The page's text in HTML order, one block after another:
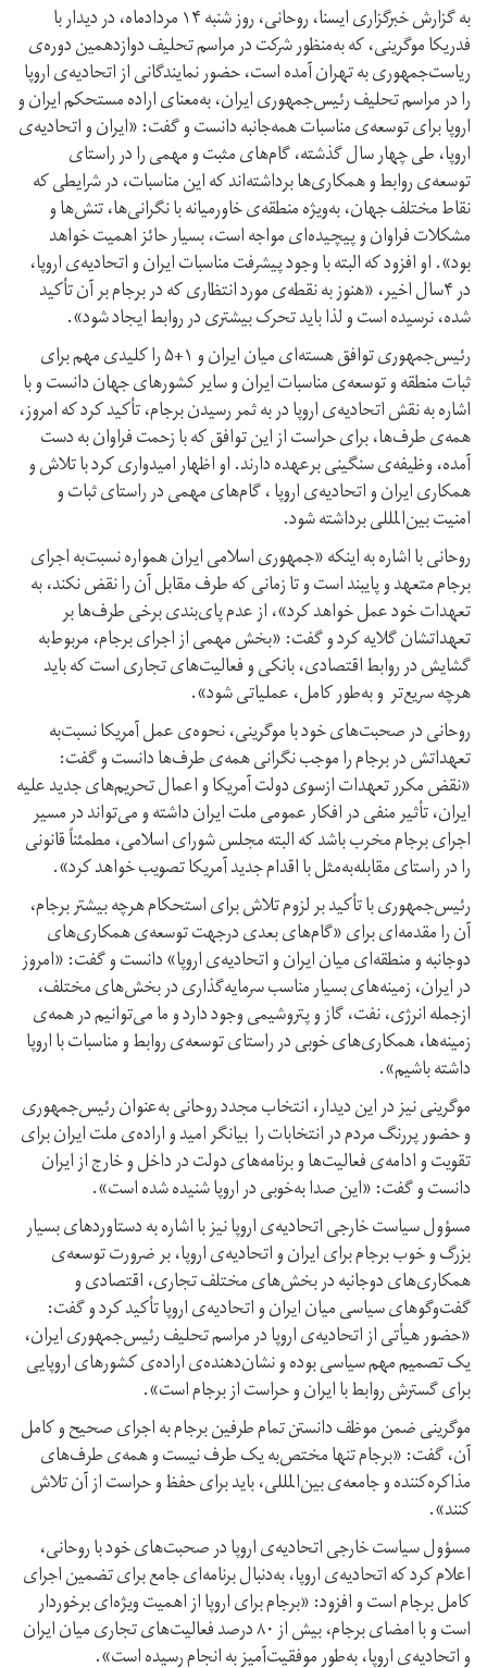
به گزارش خبرگزاری ایسنا، روحانی، روز شنبه ۱۴ مردادماه، در دیدار با
فدریکا موگرینی، که به‌منظور شرکت در مراسم تحلیف دوازدهمین دوره‌ی
ریاست‌جمهوری به تهران آمده است، حضور نمایندگانی از اتحادیه‌ی اروپا
را در مراسم تحلیف رئیس‌جمهوری ایران، به‌معنای اراده مستحکم ایران و
اروپا برای توسعه‌ی مناسبات همه‌جانبه دانست و گفت: «ایران و اتحادیه‌ی
اروپا، طی چهار سال گذشته، گام‌های مثبت و مهمی را در راستای
توسعه‌ی روابط و همکاری‌ها برداشته‌اند که این مناسبات، در شرایطی که
نقاط مختلف جهان، به‌ویژه منطقه‌ی خاورمیانه با نگرانی‌ها، تنش‌ها و
مشکلات فراوان و پیچیده‌ای مواجه است، بسیار حائز اهمیت خواهد
بود». او افزود که البته با وجود پیشرفت مناسبات ایران و اتحادیه‌ی اروپا،
در ۴سال اخیر، «هنوز به نقطه‌ی مورد انتظاری که در برجام بر آن تأکید
شده، نرسیده است و لذا باید تحرک بیشتری در روابط ایجاد شود».
رئیس‌جمهوری توافق هسته‌ای میان ایران و ۱+۵ را کلیدی مهم برای
ثبات منطقه و توسعه‌ی مناسبات ایران و سایر کشورهای جهان دانست و با
اشاره به نقش اتحادیه‌ی اروپا در به ثمر رسیدن برجام، تأکید کرد که امروز،
همه‌ی طرف‌ها، برای حراست از این توافق که با زحمت فراوان به دست
آمده، وظیفه‌ی سنگینی برعهده دارند. او اظهار امیدواری کرد با تلاش و
همکاری ایران و اتحادیه‌ی اروپا ، گام‌های مهمی در راستای ثبات و
امنیت بین‌المللی برداشته شود.
روحانی با اشاره به اینکه «جمهوری اسلامی ایران همواره نسبت‌به اجرای
برجام متعهد و پایبند است و تا زمانی که طرف مقابل آن را نقض نکند، به
تعهدات خود عمل خواهد کرد»، از عدم پای‌بندی برخی طرف‌ها بر
تعهداتشان گلایه کرد و گفت: «بخش مهمی از اجرای برجام، مربوط‌به
گشایش در روابط اقتصادی، بانکی و فعالیت‌های تجاری است که باید
هرچه سریع‌تر و به‌طور کامل، عملیاتی شود».
روحانی در صحبت‌های خود با موگرینی، نحوه‌ی عمل آمریکا نسبت‌به
تعهداتش در برجام را موجب نگرانی همه‌ی طرف‌ها دانست و گفت:
«نقض مکرر تعهدات ازسوی دولت آمریکا و اعمال تحریم‌های جدید علیه
ایران، تأثیر منفی در افکار عمومی ملت ایران داشته و می‌تواند در مسیر
اجرای برجام مخرب باشد که البته مجلس شورای اسلامی، مطمئناً قانونی
را در راستای مقابله‌به‌مثل با اقدام جدید آمریکا تصویب خواهد کرد».
رئیس‌جمهوری با تأکید بر لزوم تلاش برای استحکام هرچه بیشتر برجام،
آن را مقدمه‌ای برای «گام‌های بعدی درجهت توسعه‌ی همکاری‌های
دوجانبه و منطقه‌ای میان ایران و اتحادیه‌ی اروپا» دانست و گفت: «امروز
در ایران، زمینه‌های بسیار مناسب سرمایه‌گذاری در بخش‌های مختلف،
ازجمله انرژی، نفت، گاز و پتروشیمی وجود دارد و ما می‌توانیم در همه‌ی
زمینه‌ها، همکاری‌های خوبی در راستای توسعه‌ی روابط و مناسبات با اروپا
داشته باشیم».
موگرینی نیز در این دیدار، انتخاب مجدد روحانی به‌عنوان رئیس‌جمهوری
و حضور پررنگ مردم در انتخابات را بیانگر امید و اراده‌ی ملت ایران برای
تقویت و ادامه‌ی فعالیت‌ها و برنامه‌های دولت در داخل و خارج از ایران
دانست و گفت: «این صدا به‌خوبی در اروپا شنیده شده است».
مسؤول سیاست خارجی اتحادیه‌ی اروپا نیز با اشاره به دستاوردهای بسیار
بزرگ و خوب برجام برای ایران و اتحادیه‌ی اروپا، بر ضرورت توسعه‌ی
همکاری‌های دوجانبه در بخش‌های مختلف تجاری، اقتصادی و
گفت‌وگوهای سیاسی میان ایران و اتحادیه‌ی اروپا تأکید کرد و گفت:
«حضور هیأتی از اتحادیه‌ی اروپا در مراسم تحلیف رئیس‌جمهوری ایران،
یک تصمیم مهم سیاسی بوده و نشان‌دهنده‌ی اراده‌ی کشورهای اروپایی
برای گسترش روابط با ایران و حراست از برجام است».
موگرینی ضمن موظف دانستن تمام طرفین برجام به اجرای صحیح و کامل
آن، گفت: «برجام تنها مختص‌به یک طرف نیست و همه‌ی طرف‌های
مذاکره‌کننده و جامعه‌ی بین‌المللی، باید برای حفظ و حراست از آن تلاش
کنند».
مسؤول سیاست خارجی اتحادیه‌ی اروپا در صحبت‌های خود با روحانی،
اعلام کرد که اتحادیه‌ی اروپا، به‌دنبال برنامه‌ای جامع برای تضمین اجرای
کامل برجام است و افزود: «برجام برای اروپا از اهمیت ویژه‌ای برخوردار
است و با امضای برجام، بیش از ۸۰ درصد فعالیت‌های تجاری میان ایران
و اتحادیه‌ی اروپا، به‌طور موفقیت‌آمیز به انجام رسیده است».